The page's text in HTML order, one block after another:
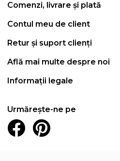
Comenzi, livrare și plată
Contul meu de client
Retur și suport clienți
Află mai multe despre noi
Informații legale
Urmărește-ne pe